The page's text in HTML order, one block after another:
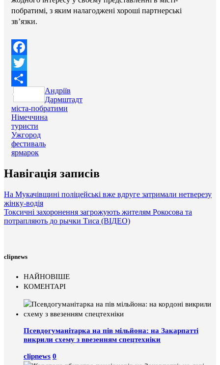
побратимі, з яким налагоджені хороші партнерські
зв’язки.
Facebook
Twitter
Поділитися
Андріїв
Дармштадт
міста-побратими
Німеччина
туристи
Ужгород
фестиваль
ярмарок
Навігація записів
На Мукачівщині поліцейські вже вдруге затримали нетверезу
жінку-водія
Токсичні захоронення загрожують жителям Рокосова та
потрапляють до рычки Тиса (ВІДЕО)
clipnews
НАЙНОВІШЕ
КОМЕНТАРІ
Псевдогуманітарка на пів мільйона: на Закарпатті
викрили схему з ввезенням спецтехніки
clipnews 0